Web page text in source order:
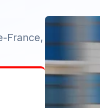
France,